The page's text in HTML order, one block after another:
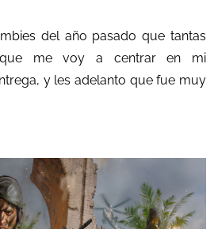
del año pasado que tantas
que me voy a centrar en mi
y les adelanto que fue muy